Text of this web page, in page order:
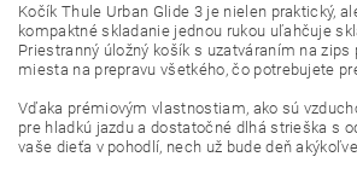
Kočík Thule Urban Glide 3 je nielen praktický,
kompaktné skladanie jednou rukou uľahčuje
Priestranný úložný košík s uzatváraním na zips
miesta na prepravu všetkého, čo potrebujete
Vďaka prémiovým vlastnostiam, ako sú
pre hladkú jazdu a dostatočné dlhá strieška s
vaše dieťa v pohodlí, nech už bude deň